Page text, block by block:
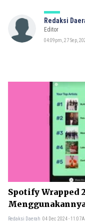
Redaksi
Editor
04:09pm, 27 Sep,
Spotify Wrapped
Redaksi Daerah 04 Dec 2024 -